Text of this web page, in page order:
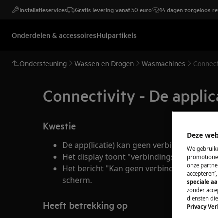
Installatieservices Gratis levering vanaf 50 euro 14 dagen zorgeloos
Onderdelen & accessoiresHulpartikels
Ondersteuning Wassen en Drogen Wasmachines
Connectivity - De
Kwestie
De app(licatie) kan geen verbinding
Het display toont "verbindingsfout".
Het bericht "Kan geen verbinding maken
scherm.
Heeft betrekking op
Deze
We
onze
speciale
zonder
diensten
Privacy